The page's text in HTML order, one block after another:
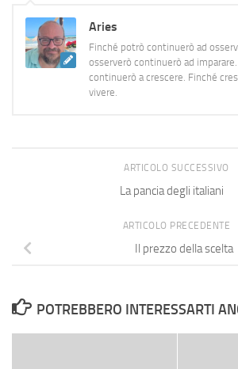
Aries
Finché potrò continuerò ad
osserverò continuerò ad
continuerò a crescere. Finché
vivere.
ARTICOLO SUCCESSIVO
La pancia degli italiani
ARTICOLO PRECEDENTE
Il prezzo della scelta
POTREBBERO INTERESSARTI